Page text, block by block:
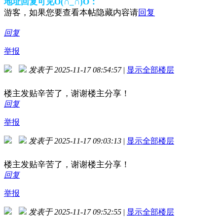
游客，如果您要查看本帖隐藏内容请回复
回复
举报
发表于 2025-11-17 08:54:57 | 显示全部楼层
楼主发贴辛苦了，谢谢楼主分享！
回复
举报
发表于 2025-11-17 09:03:13 | 显示全部楼层
楼主发贴辛苦了，谢谢楼主分享！
回复
举报
发表于 2025-11-17 09:52:55 | 显示全部楼层